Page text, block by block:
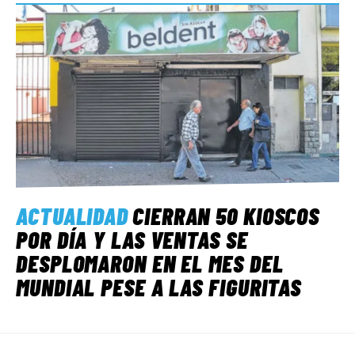
ACTUALIDADCIERRAN 50 KIOSCOS
POR DÍA Y LAS VENTAS SE
DESPLOMARON EN EL MES DEL
MUNDIAL PESE A LAS FIGURITAS